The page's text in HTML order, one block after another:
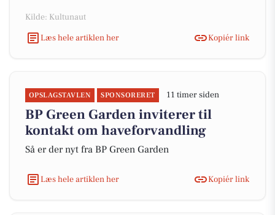
Kilde: Kultunaut
Læs hele artiklen her
Kopiér link
OPSLAGSTAVLEN SPONSORERET 11 timer siden
BP Green Garden inviterer til
kontakt om haveforvandling
Så er der nyt fra BP Green Garden
Læs hele artiklen her Kopiér link